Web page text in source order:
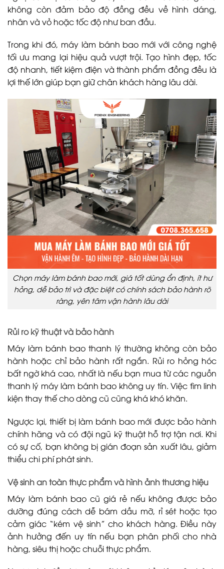
không còn đảm bảo độ đồng đều về hình dáng,
nhân và vỏ hoặc tốc độ như ban đầu.
Trong khi đó, máy làm bánh bao mới với công nghệ
tối ưu mang lại hiệu quả vượt trội. Tạo hình đẹp, tốc
độ nhanh, tiết kiệm điện và thành phẩm đồng đều là
lợi thế lớn giúp bạn giữ chân khách hàng lâu dài.
Chọn máy làm bánh bao mới, giá tốt dùng ổn định, ít hư
hỏng, dễ bảo trì và đặc biệt có chính sách bảo hành rõ
ràng, yên tâm vận hành lâu dài
Rủi ro kỹ thuật và bảo hành
Máy làm bánh bao thanh lý thường không còn bảo
hành hoặc chỉ bảo hành rất ngắn. Rủi ro hỏng hóc
bất ngờ khá cao, nhất là nếu bạn mua từ các nguồn
thanh lý máy làm bánh bao không uy tín. Việc tìm linh
kiện thay thế cho dòng cũ cũng khá khó khăn.
Ngược lại, thiết bị làm bánh bao mới được bảo hành
chính hãng và có đội ngũ kỹ thuật hỗ trợ tận nơi. Khi
có sự cố, bạn không bị gián đoạn sản xuất lâu, giảm
thiểu chi phí phát sinh.
Vệ sinh an toàn thực phẩm và hình ảnh thương hiệu
Máy làm bánh bao cũ giá rẻ nếu không được bảo
dưỡng đúng cách dễ bám dầu mỡ, rỉ sét hoặc tạo
cảm giác “kém vệ sinh” cho khách hàng. Điều này
ảnh hưởng đến uy tín nếu bạn phân phối cho nhà
hàng, siêu thị hoặc chuỗi thực phẩm.